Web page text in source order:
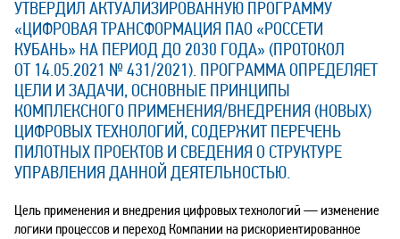
УТВЕРДИЛ АКТУАЛИЗИРОВАННУЮ ПРОГРАММУ
«ЦИФРОВАЯ ТРАНСФОРМАЦИЯ ПАО «РОССЕТИ
КУБАНЬ» НА ПЕРИОД ДО 2030 ГОДА» (ПРОТОКОЛ
ОТ 14.05.2021 № 431/2021). ПРОГРАММА ОПРЕДЕЛЯЕТ
ЦЕЛИ И ЗАДАЧИ, ОСНОВНЫЕ ПРИНЦИПЫ
КОМПЛЕКСНОГО ПРИМЕНЕНИЯ/ВНЕДРЕНИЯ (НОВЫХ)
ЦИФРОВЫХ ТЕХНОЛОГИЙ, СОДЕРЖИТ ПЕРЕЧЕНЬ
ПИЛОТНЫХ ПРОЕКТОВ И СВЕДЕНИЯ О СТРУКТУРЕ
УПРАВЛЕНИЯ ДАННОЙ ДЕЯТЕЛЬНОСТЬЮ.
Цель применения и внедрения цифровых технологий — изменение
логики процессов и переход Компании на рискориентированное